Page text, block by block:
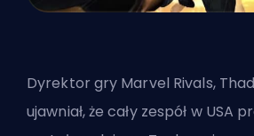
Dyrektor gry Marvel Rivals,
ujawniał, że cały zespół w USA